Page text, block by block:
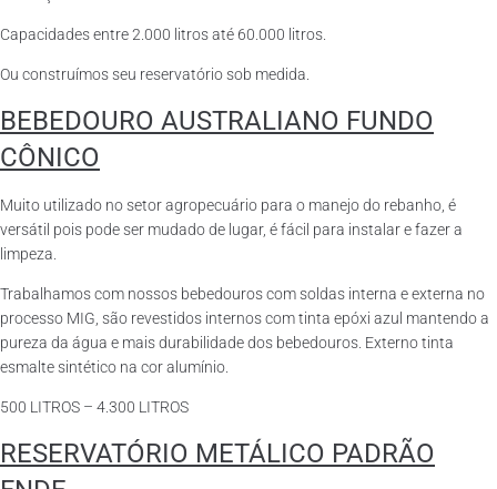
Capacidades entre 2.000 litros até 60.000 litros.
Ou construímos seu reservatório sob medida.
BEBEDOURO AUSTRALIANO FUNDO
CÔNICO
Muito utilizado no setor agropecuário para o manejo do rebanho, é
versátil pois pode ser mudado de lugar, é fácil para instalar e fazer a
limpeza.
Trabalhamos com nossos bebedouros com soldas interna e externa no
processo MIG, são revestidos internos com tinta epóxi azul mantendo a
pureza da água e mais durabilidade dos bebedouros. Externo tinta
esmalte sintético na cor alumínio.
500 LITROS – 4.300 LITROS
RESERVATÓRIO METÁLICO PADRÃO